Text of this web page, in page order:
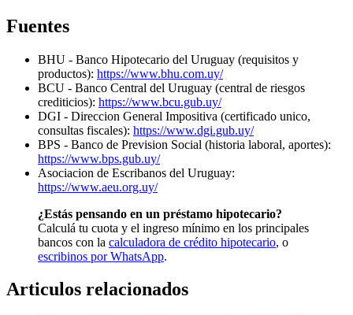
Fuentes
BHU - Banco Hipotecario del Uruguay (requisitos y
productos): https://www.bhu.com.uy/
BCU - Banco Central del Uruguay (central de riesgos
crediticios): https://www.bcu.gub.uy/
DGI - Direccion General Impositiva (certificado unico,
consultas fiscales): https://www.dgi.gub.uy/
BPS - Banco de Prevision Social (historia laboral, aportes):
https://www.bps.gub.uy/
Asociacion de Escribanos del Uruguay:
https://www.aeu.org.uy/
¿Estás pensando en un préstamo hipotecario?
Calculá tu cuota y el ingreso mínimo en los principales
bancos con la calculadora de crédito hipotecario, o
escribinos por WhatsApp.
Articulos relacionados